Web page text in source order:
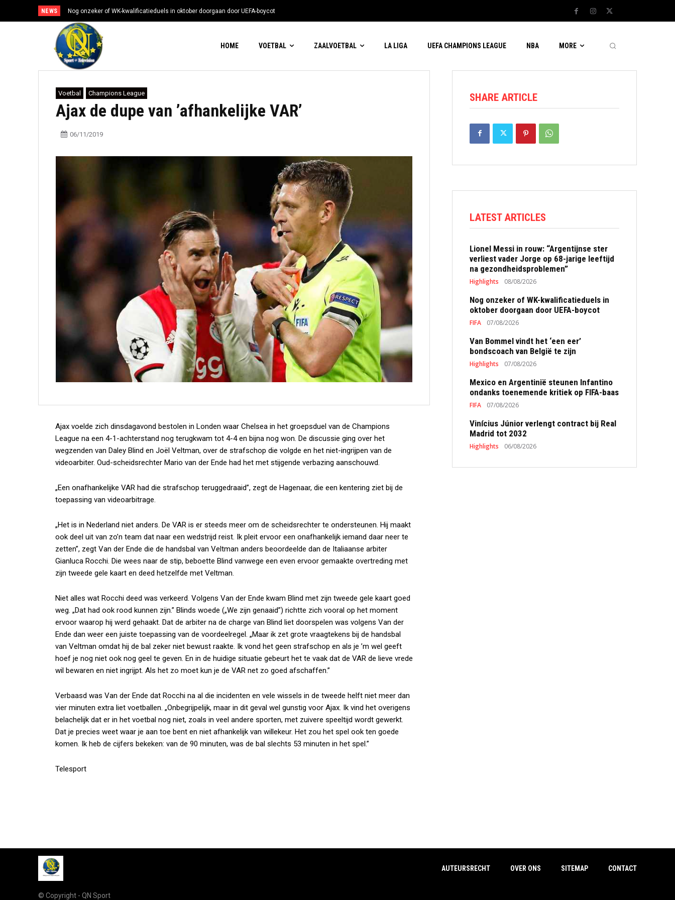
NEWS Nog onzeker of WK-kwalificatieduels in oktober doorgaan door UEFA-boycot
HOME VOETBAL ZAALVOETBAL LA LIGA UEFA CHAMPIONS LEAGUE NBA MORE
Voetbal Champions League
Ajax de dupe van ’afhankelijke VAR’
06/11/2019
Ajax voelde zich dinsdagavond bestolen in Londen waar Chelsea in het groepsduel van de Champions
League na een 4-1-achterstand nog terugkwam tot 4-4 en bijna nog won. De discussie ging over het
wegzenden van Daley Blind en Joël Veltman, over de strafschop die volgde en het niet-ingrijpen van de
videoarbiter. Oud-scheidsrechter Mario van der Ende had het met stijgende verbazing aanschouwd.
„Een onafhankelijke VAR had die strafschop teruggedraaid”, zegt de Hagenaar, die een kentering ziet bij de
toepassing van videoarbitrage.
„Het is in Nederland niet anders. De VAR is er steeds meer om de scheidsrechter te ondersteunen. Hij maakt
ook deel uit van zo’n team dat naar een wedstrijd reist. Ik pleit ervoor een onafhankelijk iemand daar neer te
zetten”, zegt Van der Ende die de handsbal van Veltman anders beoordeelde dan de Italiaanse arbiter
Gianluca Rocchi. Die wees naar de stip, beboette Blind vanwege een even ervoor gemaakte overtreding met
zijn tweede gele kaart en deed hetzelfde met Veltman.
Niet alles wat Rocchi deed was verkeerd. Volgens Van der Ende kwam Blind met zijn tweede gele kaart goed
weg. „Dat had ook rood kunnen zijn.” Blinds woede („We zijn genaaid”) richtte zich vooral op het moment
ervoor waarop hij werd gehaakt. Dat de arbiter na de charge van Blind liet doorspelen was volgens Van der
Ende dan weer een juiste toepassing van de voordeelregel. „Maar ik zet grote vraagtekens bij de handsbal
van Veltman omdat hij de bal zeker niet bewust raakte. Ik vond het geen strafschop en als je ’m wel geeft
hoef je nog niet ook nog geel te geven. En in de huidige situatie gebeurt het te vaak dat de VAR de lieve vrede
wil bewaren en niet ingrijpt. Als het zo moet kun je de VAR net zo goed afschaffen.”
Verbaasd was Van der Ende dat Rocchi na al die incidenten en vele wissels in de tweede helft niet meer dan
vier minuten extra liet voetballen. „Onbegrijpelijk, maar in dit geval wel gunstig voor Ajax. Ik vind het overigens
belachelijk dat er in het voetbal nog niet, zoals in veel andere sporten, met zuivere speeltijd wordt gewerkt.
Dat je precies weet waar je aan toe bent en niet afhankelijk van willekeur. Het zou het spel ook ten goede
komen. Ik heb de cijfers bekeken: van de 90 minuten, was de bal slechts 53 minuten in het spel.”
Telesport
SHARE ARTICLE
LATEST ARTICLES
Lionel Messi in rouw: “Argentijnse ster
verliest vader Jorge op 68-jarige leeftijd
na gezondheidsproblemen”
Highlights 08/08/2026
Nog onzeker of WK-kwalificatieduels in
oktober doorgaan door UEFA-boycot
FIFA 07/08/2026
Van Bommel vindt het ‘een eer’
bondscoach van België te zijn
Highlights 07/08/2026
Mexico en Argentinië steunen Infantino
ondanks toenemende kritiek op FIFA-baas
FIFA 07/08/2026
Vinícius Júnior verlengt contract bij Real
Madrid tot 2032
Highlights 06/08/2026
AUTEURSRECHT OVER ONS SITEMAP CONTACT
© Copyright - QN Sport